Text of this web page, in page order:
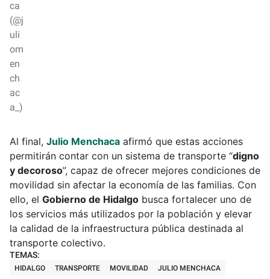
ca
(@j
uli
om
en
ch
ac
a_)
Al final, Julio Menchaca afirmó que estas acciones
permitirán contar con un sistema de transporte “digno
y decoroso”, capaz de ofrecer mejores condiciones de
movilidad sin afectar la economía de las familias. Con
ello, el Gobierno de Hidalgo busca fortalecer uno de
los servicios más utilizados por la población y elevar
la calidad de la infraestructura pública destinada al
transporte colectivo.
HIDALGO TRANSPORTE MOVILIDAD JULIO MENCHACA